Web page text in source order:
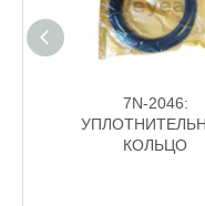
7N-2046:
КОЛЬЦО